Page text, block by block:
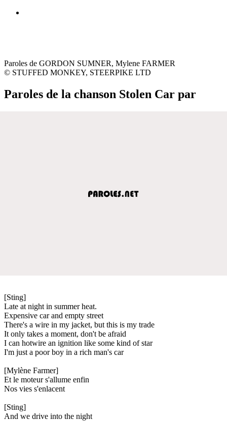
Paroles de GORDON SUMNER, Mylene FARMER
© STUFFED MONKEY, STEERPIKE LTD
Paroles de la chanson Stolen Car par
[Sting]
Late at night in summer heat.
Expensive car and empty street
There's a wire in my jacket, but this is my trade
It only takes a moment, don't be afraid
I can hotwire an ignition like some kind of star
I'm just a poor boy in a rich man's car
[Mylène Farmer]
Et le moteur s'allume enfin
Nos vies s'enlacent
[Sting]
And we drive into the night